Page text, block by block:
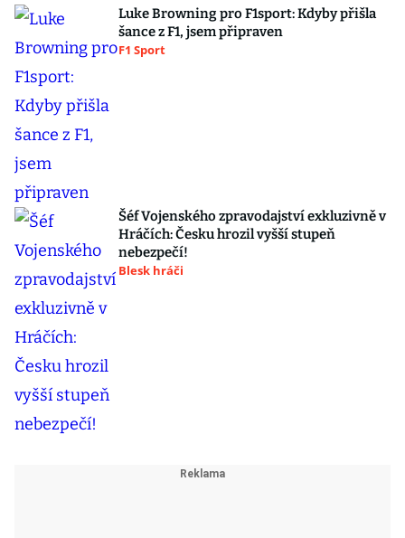
Luke Browning pro F1sport: Kdyby přišla
šance z F1, jsem připraven
F1 Sport
Šéf Vojenského zpravodajství exkluzivně v
Hráčích: Česku hrozil vyšší stupeň
nebezpečí!
Blesk hráči